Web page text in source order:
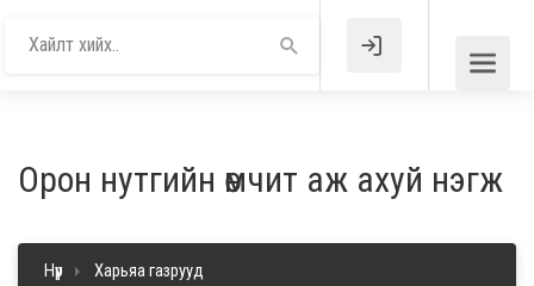
Орон нутгийн өмчит аж ахуй нэгж
Нүүр
Харьяа газрууд